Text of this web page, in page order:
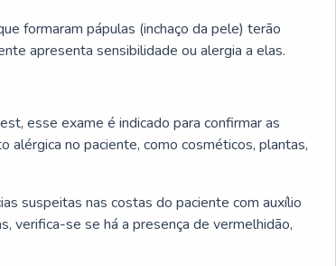
formaram pápulas (inchaço da pele) terão
apresenta sensibilidade ou alergia a elas.
esse exame é indicado para confirmar as
alérgica no paciente, como cosméticos, plantas,
suspeitas nas costas do paciente com auxílio
verifica-se se há a presença de vermelhidão,